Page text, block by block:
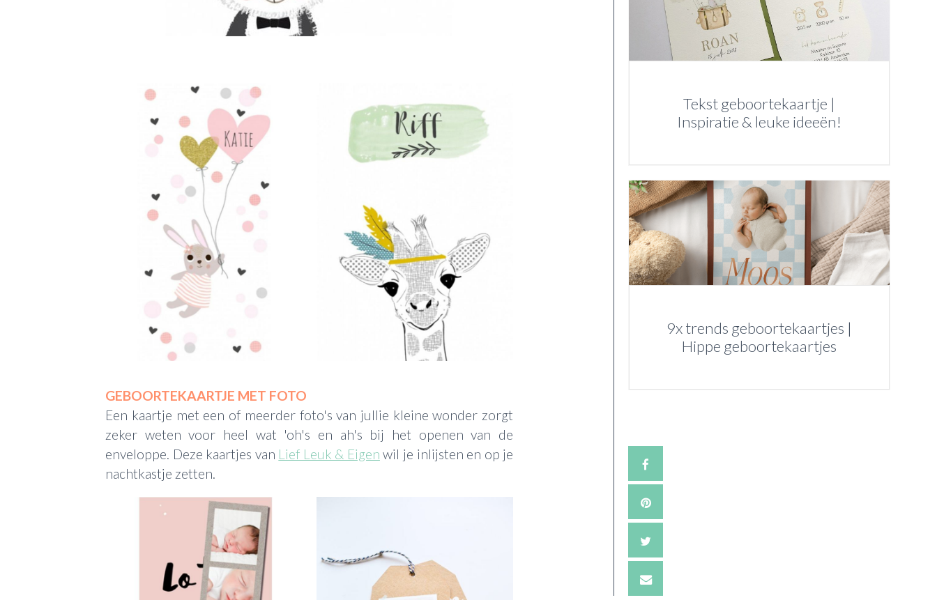
GEBOORTEKAARTJE MET FOTO
Een kaartje met een of meerder foto's van jullie kleine wonder zorgt
zeker weten voor heel wat 'oh's en ah's bij het openen van de
enveloppe. Deze kaartjes van Lief Leuk & Eigen wil je inlijsten en op je
nachtkastje zetten.
Tekst geboortekaartje |
Inspiratie & leuke ideeën!
9x trends geboortekaartjes |
Hippe geboortekaartjes